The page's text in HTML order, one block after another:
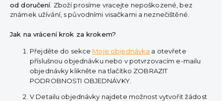
od doručení. Zboží prosíme vracejte nepoškozené, bez
známek užívání, s původními visačkami a neznečištěné.
Jak na vrácení krok za krokem?
Přejděte do sekce Moje objednávka a otevřete
příslušnou objednávku nebo v potvrzovacím e-mailu
objednávky klikněte na tlačítko ZOBRAZIT
PODROBNOSTI OBJEDNÁVKY.
V Detailu objednávky najdete možnost vytvořit žádost